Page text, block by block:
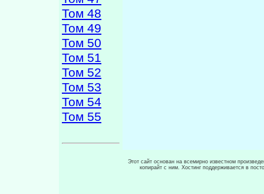
Том 48
Том 49
Том 50
Том 51
Том 52
Том 53
Том 54
Том 55
Этот сайт основан на всемирно известном
копирайт с ним. Хостинг поддерживается в